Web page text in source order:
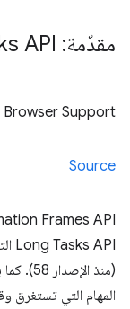
مقدّمة: Long Tasks API
Browser Support
Source
المهام التي تستغرق